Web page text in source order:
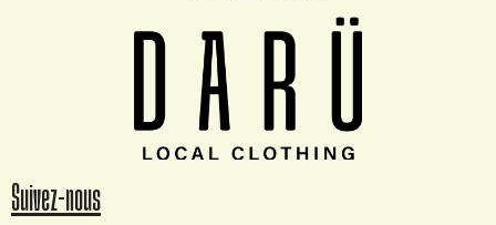
Suivez-nous